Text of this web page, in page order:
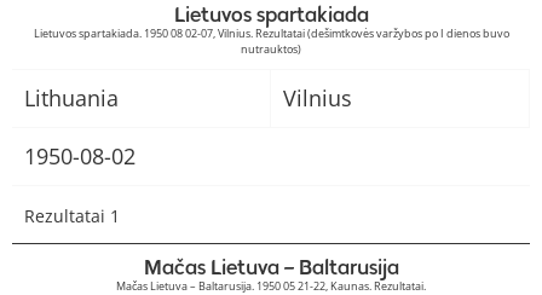
Lietuvos spartakiada
Lietuvos spartakiada. 1950 08 02-07, Vilnius. Rezultatai (dešimtkovės varžybos po I dienos buvo
nutrauktos)
Lithuania
Vilnius
1950-08-02
Rezultatai 1
Mačas Lietuva – Baltarusija
Mačas Lietuva – Baltarusija. 1950 05 21-22, Kaunas. Rezultatai.